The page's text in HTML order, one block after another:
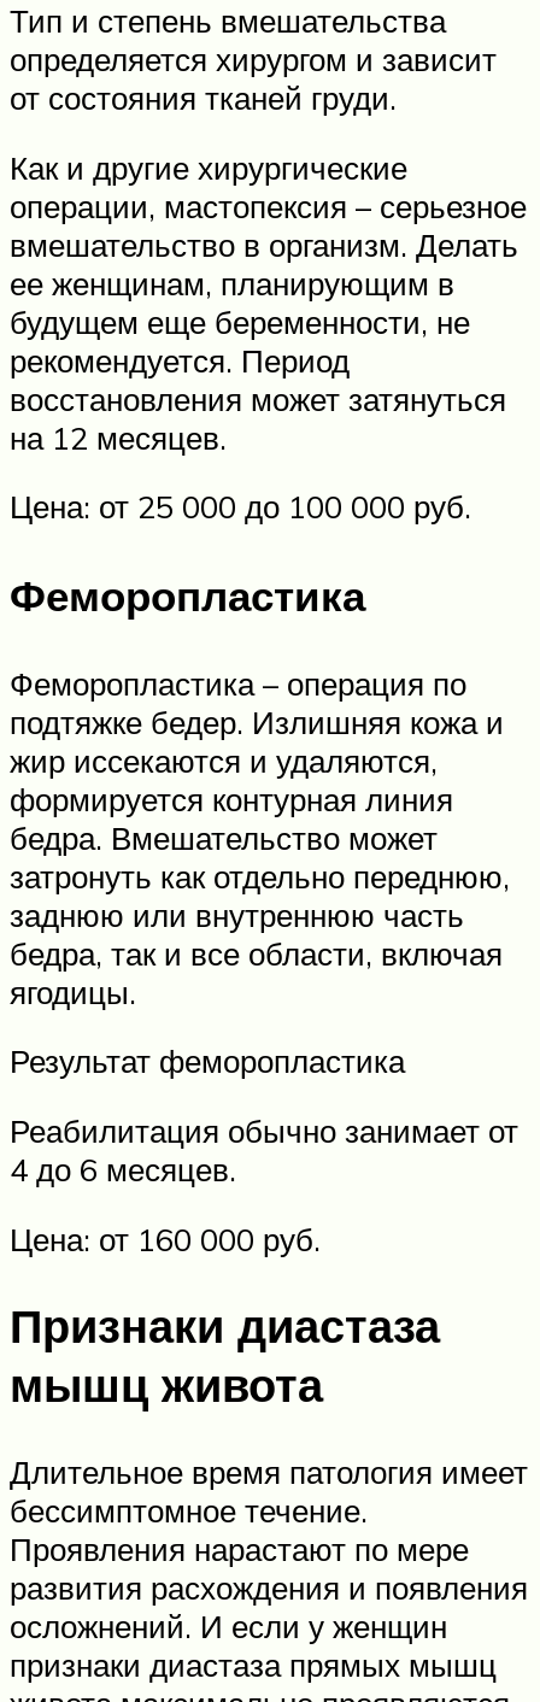
Тип и степень вмешательства
определяется хирургом и зависит
от состояния тканей груди.
Как и другие хирургические
операции, мастопексия – серьезное
вмешательство в организм. Делать
ее женщинам, планирующим в
будущем еще беременности, не
рекомендуется. Период
восстановления может затянуться
на 12 месяцев.
Цена: от 25 000 до 100 000 руб.
Феморопластика
Феморопластика – операция по
подтяжке бедер. Излишняя кожа и
жир иссекаются и удаляются,
формируется контурная линия
бедра. Вмешательство может
затронуть как отдельно переднюю,
заднюю или внутреннюю часть
бедра, так и все области, включая
ягодицы.
Результат феморопластика
Реабилитация обычно занимает от
4 до 6 месяцев.
Цена: от 160 000 руб.
Признаки диастаза
мышц живота
Длительное время патология имеет
бессимптомное течение.
Проявления нарастают по мере
развития расхождения и появления
осложнений. И если у женщин
признаки диастаза прямых мышц